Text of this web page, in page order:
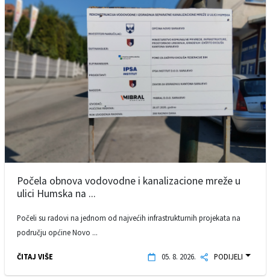
Počela obnova vodovodne i kanalizacione mreže u
ulici Humska na ...
Počeli su radovi na jednom od najvećih infrastrukturnih projekata na
području općine Novo ...
ČITAJ VIŠE 05. 8. 2026. PODIJELI